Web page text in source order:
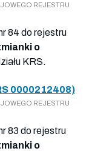
REJESTRU
84 do rejestru
o
KRS.
0000212408)
REJESTRU
83 do rejestru
o